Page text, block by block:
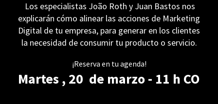
Los especialistas João Roth y Juan Bastos nos
explicarán cómo alinear las acciones de Marketing
Digital de tu empresa, para generar en los clientes
la necesidad de consumir tu producto o servicio.
¡Reserva en tu agenda!
Martes , 20 de marzo - 11 h CO